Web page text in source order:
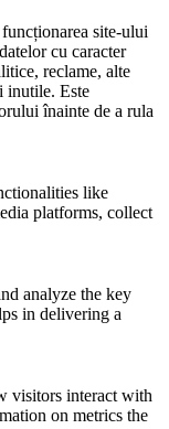
site-ului
cu caracter
reclame, alte
inutile. Este
înainte de a rula
like
platforms, collect
analyze the key
in delivering a
visitors interact with
on metrics the